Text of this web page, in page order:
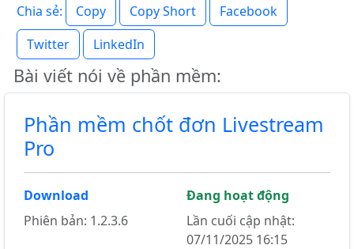
Chia sẻ: Copy Copy Short
Facebook
Twitter
LinkedIn
Bài viết nói về phần mềm:
Phần mềm chốt đơn Livestream
Pro
Download
Đang hoạt động
Phiên bản: 1.2.3.6
Lần cuối cập nhật:
07/11/2025 16:15